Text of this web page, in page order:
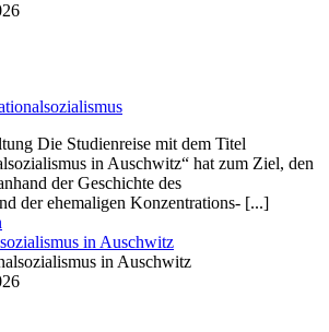
Die Studienreise mit dem Titel
in Auschwitz“ hat zum Ziel, den
der Geschichte des
der ehemaligen Konzentrations- [...]
in Auschwitz